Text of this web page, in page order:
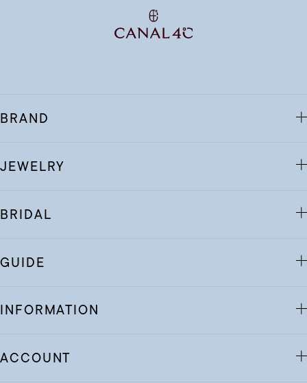
BRAND
JEWELRY
BRIDAL
GUIDE
INFORMATION
ACCOUNT